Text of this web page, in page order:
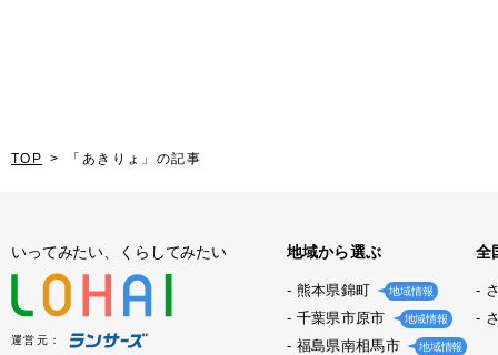
TOP 「あきりょ」の記事
いってみたい、くらしてみたい
運営元：
地域から選ぶ
熊本県錦町 地域情報
千葉県市原市 地域情報
福島県南相馬市 地域情報
全